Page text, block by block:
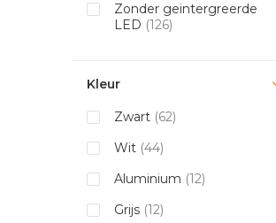
Zonder geintergreerde
LED (126)
Kleur
Zwart (62)
Wit (44)
Aluminium (12)
Grijs (12)